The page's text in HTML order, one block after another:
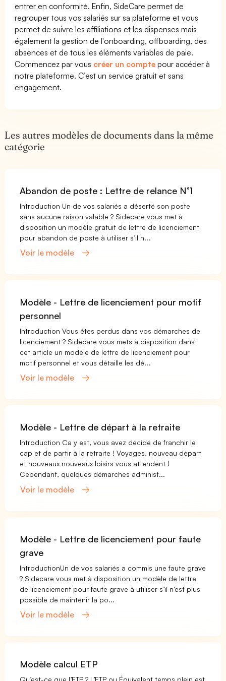
entrer en conformité. Enfin, SideCare permet de
regrouper tous vos salariés sur sa plateforme et vous
permet de suivre les affiliations et les dispenses mais
également la gestion de l'onboarding, offboarding, des
absences et de tous les éléments variables de paie.
Commencez par vous créer un compte pour accéder à
notre plateforme. C’est un service gratuit et sans
engagement.
Les autres modèles de documents dans la même
catégorie
Abandon de poste : Lettre de relance N°1
Introduction Un de vos salariés a déserté son poste
sans aucune raison valable ? Sidecare vous met à
disposition un modèle gratuit de lettre de licenciement
pour abandon de poste à utiliser s’il n...
Voir le modèle
Modèle - Lettre de licenciement pour motif
personnel
Introduction Vous êtes perdus dans vos démarches de
licenciement ? Sidecare vous mets à disposition dans
cet article un modèle de lettre de licenciement pour
motif personnel et vous détaille les dé...
Voir le modèle
Modèle - Lettre de départ à la retraite
Introduction Ca y est, vous avez décidé de franchir le
cap et de partir à la retraite ! Voyages, nouveau départ
et nouveaux nouveaux loisirs vous attendent !
Cependant, quelques démarches administ...
Voir le modèle
Modèle - Lettre de licenciement pour faute
grave
IntroductionUn de vos salariés a commis une faute grave
? Sidecare vous met à disposition un modèle de lettre
de licenciement pour faute grave à utiliser s’il n’est plus
possible de maintenir la po...
Voir le modèle
Modèle calcul ETP
Qu’est-ce que l’ETP ? L’ETP ou Équivalent temps plein est